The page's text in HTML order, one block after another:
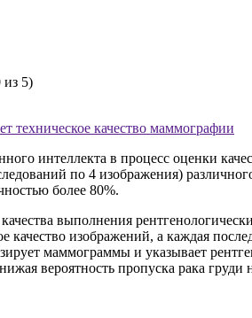
из 5)
техническое качество маммографии
интеллекта в процесс оценки
по 4 изображения)
более 80%.
выполнения
изображений, а каждая
маммограммы и указывает
вероятность пропуска рака груди